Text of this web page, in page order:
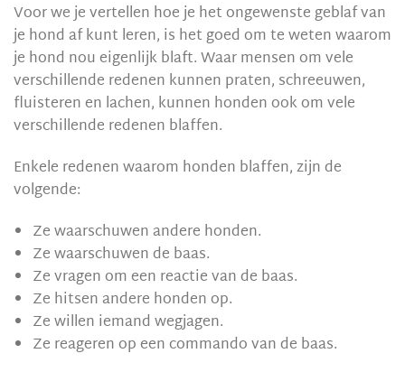
Voor we je vertellen hoe je het ongewenste geblaf van
je hond af kunt leren, is het goed om te weten waarom
je hond nou eigenlijk blaft. Waar mensen om vele
verschillende redenen kunnen praten, schreeuwen,
fluisteren en lachen, kunnen honden ook om vele
verschillende redenen blaffen.
Enkele redenen waarom honden blaffen, zijn de
volgende:
Ze waarschuwen andere honden.
Ze waarschuwen de baas.
Ze vragen om een reactie van de baas.
Ze hitsen andere honden op.
Ze willen iemand wegjagen.
Ze reageren op een commando van de baas.